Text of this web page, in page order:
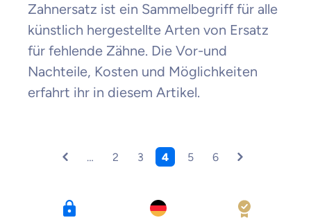
Zahnersatz ist ein Sammelbegriff für alle
künstlich hergestellte Arten von Ersatz
für fehlende Zähne. Die Vor-und
Nachteile, Kosten und Möglichkeiten
erfahrt ihr in diesem Artikel.
… 2 3 4 5 6